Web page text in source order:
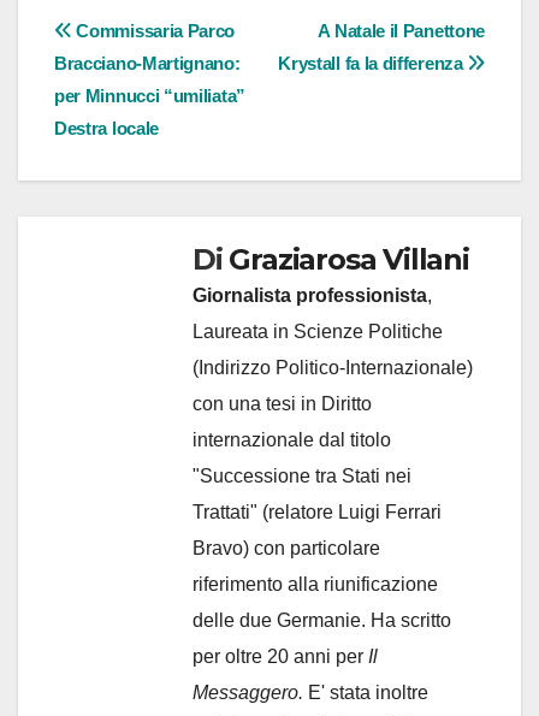
Navigazione
articoli
A Natale il Panettone
Krystall fa la differenza
Commissaria Parco
Bracciano-Martignano:
per Minnucci “umiliata”
Destra locale
Di Graziarosa Villani
Giornalista professionista,
Laureata in Scienze Politiche
(Indirizzo Politico-Internazionale)
con una tesi in Diritto
internazionale dal titolo
"Successione tra Stati nei
Trattati" (relatore Luigi Ferrari
Bravo) con particolare
riferimento alla riunificazione
delle due Germanie. Ha scritto
per oltre 20 anni per Il
Messaggero. E' stata inoltre